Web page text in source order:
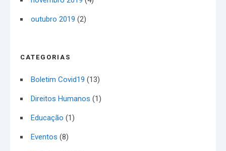
outubro 2019 (2)
CATEGORIAS
Boletim Covid19 (13)
Direitos Humanos (1)
Educação (1)
Eventos (8)